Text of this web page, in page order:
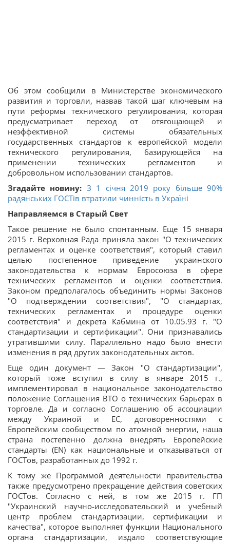
Об этом сообщили в Министерстве экономического
развития и торговли, назвав такой шаг ключевым на
пути реформы технического регулирования, которая
предусматривает переход от отягощающей и
неэффективной системы обязательных
государственных стандартов к европейской модели
технического регулирования, базирующейся на
применении технических регламентов и
добровольном использовании стандартов.
Згадайте новину: З 1 січня 2019 року більше 90%
радянських ГОСТів втратили чинність в Україні
Направляемся в Старый Свет
Такое решение не было спонтанным. Еще 15 января
2015 г. Верховная Рада приняла закон "О технических
регламентах и оценке соответствия", который ставил
целью постепенное приведение украинского
законодательства к нормам Евросоюза в сфере
технических регламентов и оценки соответствия.
Законом предполагалось объединить нормы Законов
"О подтверждении соответствия", "О стандартах,
технических регламентах и процедуре оценки
соответствия" и декрета Кабмина от 10.05.93 г. "О
стандартизации и сертификации". Они признавались
утратившими силу. Параллельно надо было внести
изменения в ряд других законодательных актов.
Еще один документ — Закон "О стандартизации",
который тоже вступил в силу в январе 2015 г.,
имплементировал в национальное законодательство
положение Соглашения ВТО о технических барьерах в
торговле. Да и согласно Соглашению об ассоциации
между Украиной и ЕС, договоренностями с
Европейским сообществом по атомной энергии, наша
страна постепенно должна внедрять Европейские
стандарты (EN) как национальные и отказываться от
ГОСТов, разработанных до 1992 г.
К тому же Программой деятельности правительства
также предусмотрено прекращение действия советских
ГОСТов. Согласно с ней, в том же 2015 г. ГП
"Украинский научно-исследовательский и учебный
центр проблем стандартизации, сертификации и
качества", которое выполняет функции Национального
органа стандартизации, издало соответствующие